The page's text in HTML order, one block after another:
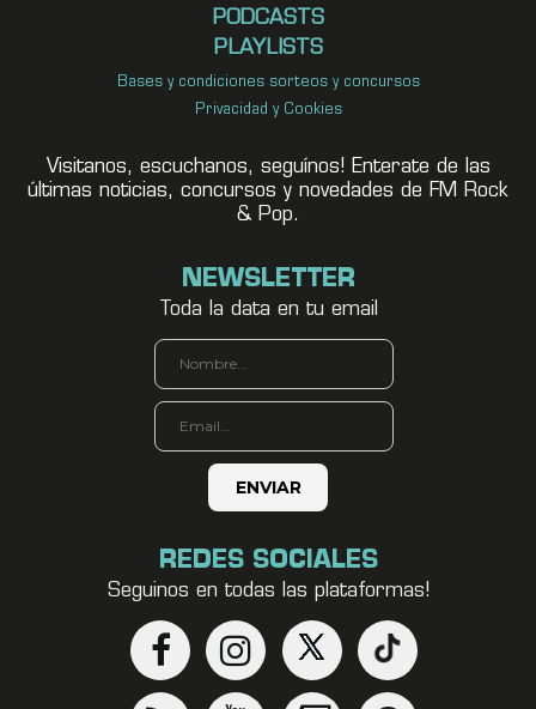
PODCASTS
PLAYLISTS
Bases y condiciones sorteos y concursos
Privacidad y Cookies
Visitanos, escuchanos, seguínos! Enterate de las
últimas noticias, concursos y novedades de FM Rock
& Pop.
NEWSLETTER
Toda la data en tu email
REDES SOCIALES
Seguinos en todas las plataformas!